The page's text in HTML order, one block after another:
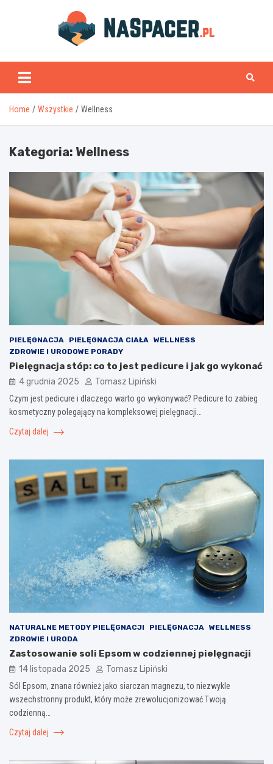
naspacer.pl
Home Wszystkie Wellness
Kategoria: Wellness
PIELĘGNACJA PIELĘGNACJA CIAŁA
WELLNESS
ZDROWIE I URODOWE PORADY
Pielęgnacja stóp: co to jest pedicure i jak go wykonać
4 grudnia 2025 Tomasz Lipiński
Czym jest pedicure i dlaczego warto go wykonywać? Pedicure to zabieg
kosmetyczny polegający na kompleksowej pielęgnacji…
Czytaj dalej
NATURALNE METODY PIELĘGNACJI PIELĘGNACJA
WELLNESS
ZDROWIE I URODA
Zastosowanie soli Epsom w codziennej pielęgnacji
14 listopada 2025 Tomasz Lipiński
Sól Epsom, znana również jako siarczan magnezu, to niezwykle
wszechstronny produkt, który może zrewolucjonizować Twoją
codzienną…
Czytaj dalej